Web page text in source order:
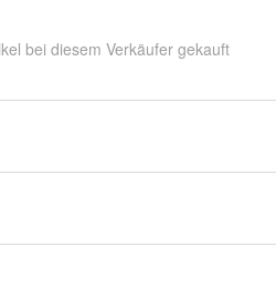
bei diesem Verkäufer gekauft